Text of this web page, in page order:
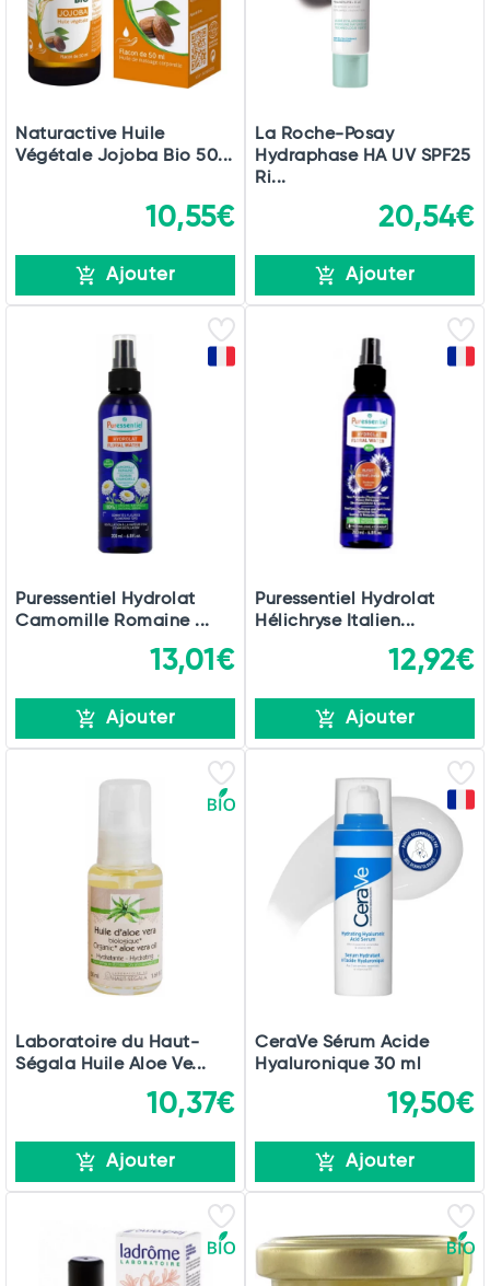
Naturactive Huile
Végétale Jojoba Bio 50...
10,55€
Ajouter
La Roche-Posay
Hydraphase HA UV SPF25
Ri...
20,54€
Ajouter
Puressentiel Hydrolat
Camomille Romaine ...
13,01€
Ajouter
Puressentiel Hydrolat
Hélichryse Italien...
12,92€
Ajouter
Laboratoire du Haut-
Ségala Huile Aloe Ve...
10,37€
Ajouter
CeraVe Sérum Acide
Hyaluronique 30 ml
19,50€
Ajouter